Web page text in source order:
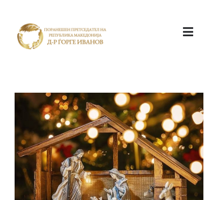
КАБИНЕТ